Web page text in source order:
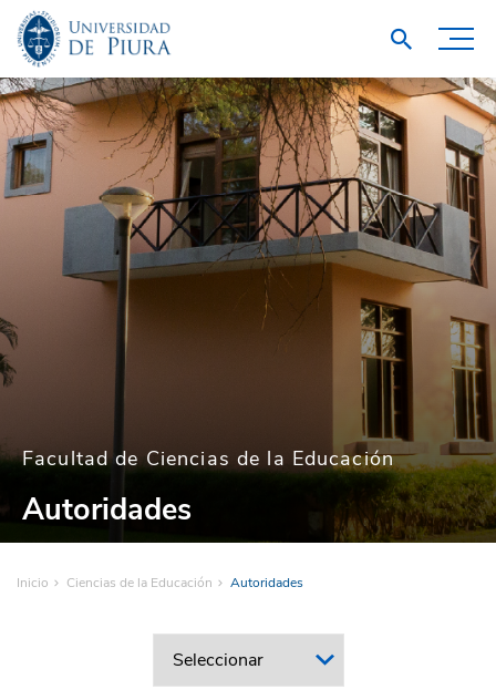
Facultad de Ciencias de la Educación
Autoridades
Inicio Ciencias de la Educación Autoridades